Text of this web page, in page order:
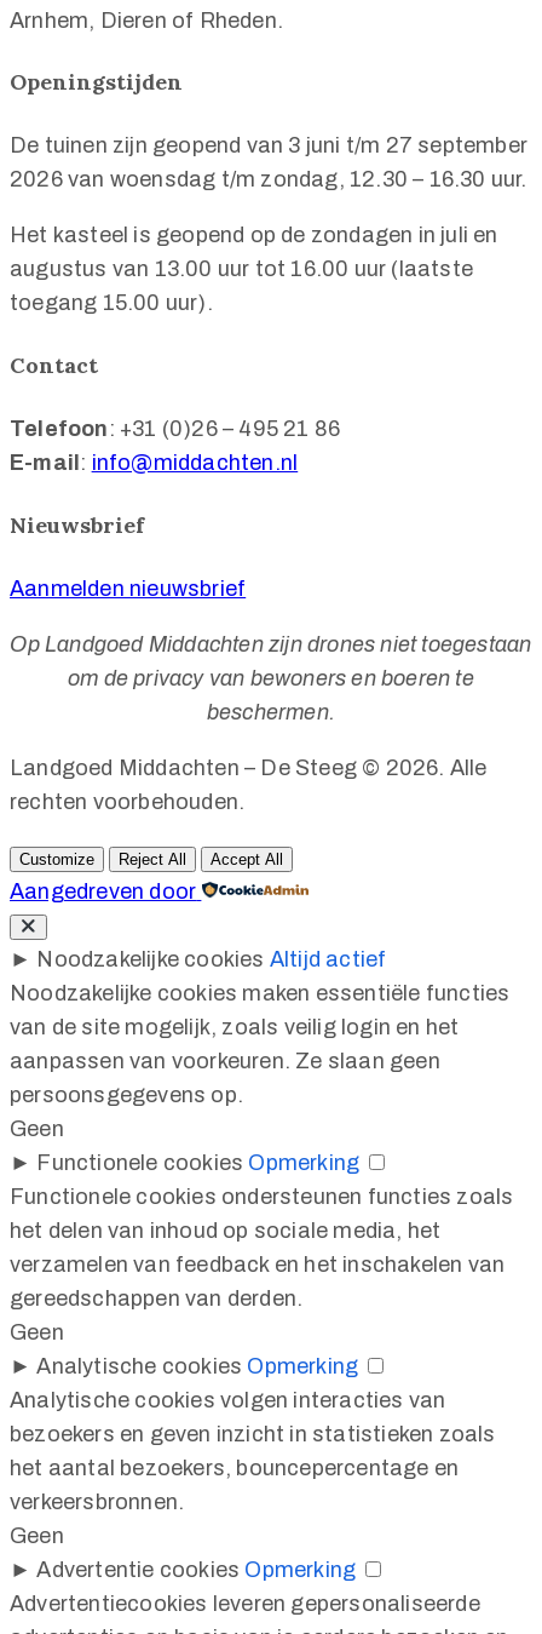
Arnhem, Dieren of Rheden.
Openingstijden
De tuinen zijn geopend van 3 juni t/m 27 september
2026 van woensdag t/m zondag, 12.30 – 16.30 uur.
Het kasteel is geopend op de zondagen in juli en
augustus van 13.00 uur tot 16.00 uur (laatste
toegang 15.00 uur).
Contact
Telefoon : +31 (0)26 – 495 21 86
E-mail : info@middachten.nl
Nieuwsbrief
Aanmelden nieuwsbrief
Op Landgoed Middachten zijn drones niet toegestaan
om de privacy van bewoners en boeren te
beschermen.
Landgoed Middachten – De Steeg © 2026. Alle
rechten voorbehouden.
Customize Reject All Accept All
Aangedreven door
► Noodzakelijke cookies Altijd actief
Noodzakelijke cookies maken essentiële functies
van de site mogelijk, zoals veilig login en het
aanpassen van voorkeuren. Ze slaan geen
persoonsgegevens op.
Geen
► Functionele cookies Opmerking
Functionele cookies ondersteunen functies zoals
het delen van inhoud op sociale media, het
verzamelen van feedback en het inschakelen van
gereedschappen van derden.
Geen
► Analytische cookies Opmerking
Analytische cookies volgen interacties van
bezoekers en geven inzicht in statistieken zoals
het aantal bezoekers, bouncepercentage en
verkeersbronnen.
Geen
► Advertentie cookies Opmerking
Advertentiecookies leveren gepersonaliseerde